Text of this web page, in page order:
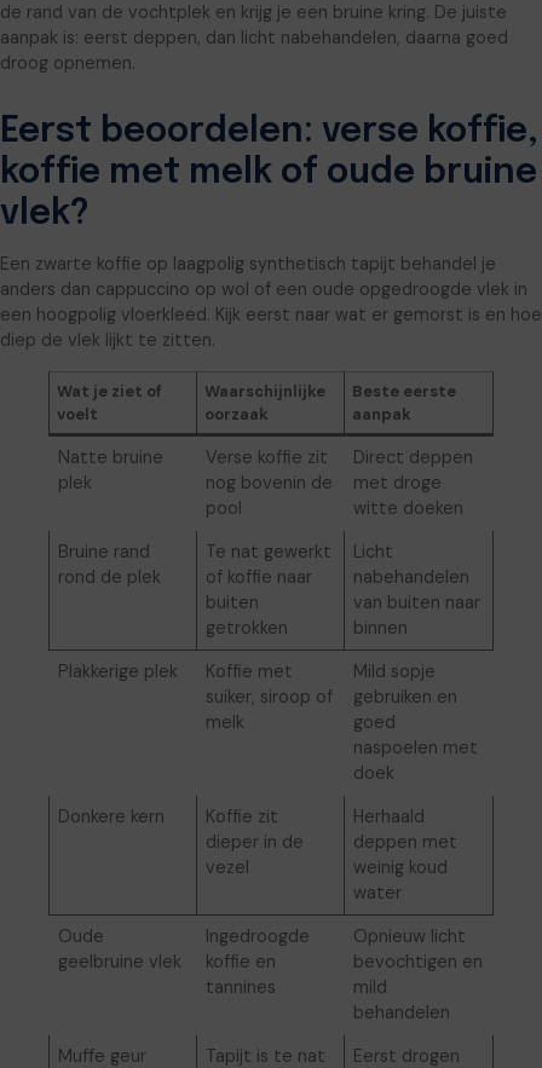
de rand van de vochtplek en krijg je een bruine kring. De juiste
aanpak is: eerst deppen, dan licht nabehandelen, daarna goed
droog opnemen.
Eerst beoordelen: verse koffie,
koffie met melk of oude bruine
vlek?
Een zwarte koffie op laagpolig synthetisch tapijt behandel je
anders dan cappuccino op wol of een oude opgedroogde vlek in
een hoogpolig vloerkleed. Kijk eerst naar wat er gemorst is en hoe
diep de vlek lijkt te zitten.
Wat je ziet of
voelt
Waarschijnlijke
oorzaak
Beste eerste
aanpak
Natte bruine
plek
Verse koffie zit
nog bovenin de
pool
Direct deppen
met droge
witte doeken
Bruine rand
rond de plek
Te nat gewerkt
of koffie naar
buiten
getrokken
Licht
nabehandelen
van buiten naar
binnen
Plakkerige plek
Koffie met
suiker, siroop of
melk
Mild sopje
gebruiken en
goed
naspoelen met
doek
Donkere kern
Koffie zit
dieper in de
vezel
Herhaald
deppen met
weinig koud
water
Oude
geelbruine vlek
Ingedroogde
koffie en
tannines
Opnieuw licht
bevochtigen en
mild
behandelen
Muffe geur
Tapijt is te nat
Eerst drogen